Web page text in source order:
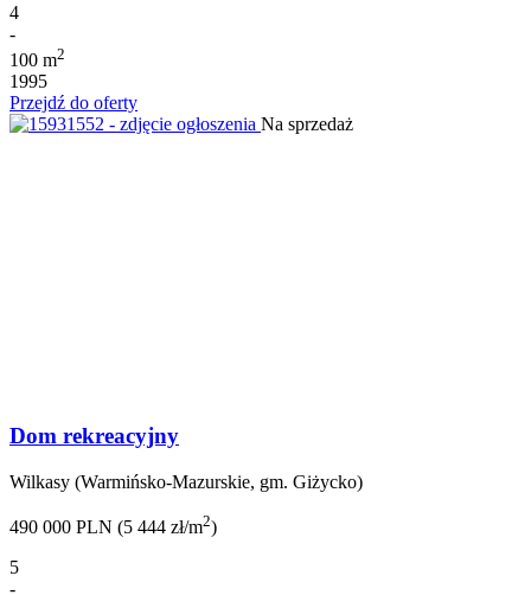
4
-
100 m2
1995
Przejdź do oferty
Na sprzedaż
Dom rekreacyjny
Wilkasy (Warmińsko-Mazurskie, gm. Giżycko)
490 000 PLN (5 444 zł/m2)
5
-